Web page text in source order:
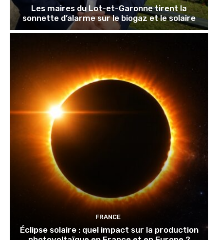
Les maires du Lot-et-Garonne tirent la
sonnette d’alarme sur le biogaz et le solaire
FRANCE
Éclipse solaire : quel impact sur la production